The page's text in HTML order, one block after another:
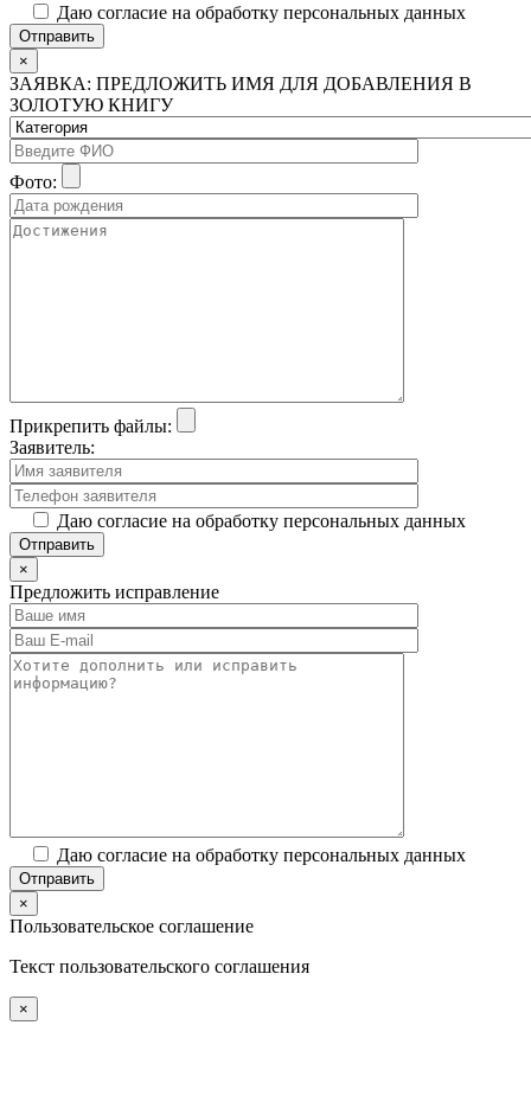
Даю согласие на обработку персональных данных
×
ЗАЯВКА: ПРЕДЛОЖИТЬ ИМЯ ДЛЯ ДОБАВЛЕНИЯ В
ЗОЛОТУЮ КНИГУ
Фото:
Прикрепить файлы:
Заявитель:
Даю согласие на обработку персональных данных
×
Предложить исправление
Даю согласие на обработку персональных данных
×
Пользовательское соглашение
Текст пользовательского соглашения
×